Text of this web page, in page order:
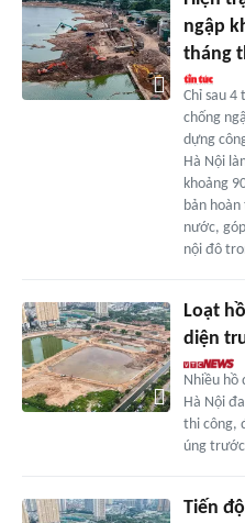
ngập
tháng
Chỉ sau
chống
dựng
Hà Nội
khoảng
bản
nước,
nội đô
Loạt
diện
Nhiều hồ
Hà Nội
thi công,
úng
Tiến